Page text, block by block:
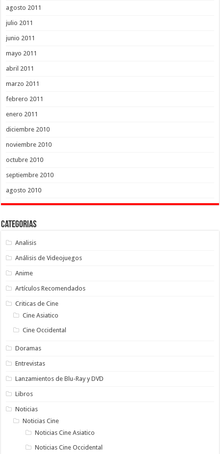
agosto 2011
julio 2011
junio 2011
mayo 2011
abril 2011
marzo 2011
febrero 2011
enero 2011
diciembre 2010
noviembre 2010
octubre 2010
septiembre 2010
agosto 2010
Categorias
Analisis
Análisis de Videojuegos
Anime
Artículos Recomendados
Criticas de Cine
Cine Asiatico
Cine Occidental
Doramas
Entrevistas
Lanzamientos de Blu-Ray y DVD
Libros
Noticias
Noticias Cine
Noticias Cine Asiatico
Noticias Cine Occidental